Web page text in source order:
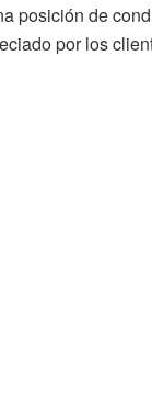
posición de
por los